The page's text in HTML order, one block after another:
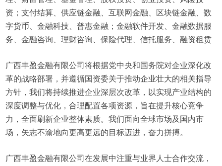
资；支付结算、供应链金融、互联网金融、区块链金融、数
字货币、金融科技、普惠金融；金融软件开发、金融数据服
务、金融咨询、理财咨询、保险代理、信托服务、融资租赁
广西丰盈金融有限公司将根据党中央和国务院对企业深化改
革的战略部署，并遵循国资委关于推动企业壮大的相关指导
方针，我们将持续推进企业深层次改革，以实现产业结构的
深度调整与优化，合理配置各项资源，旨在提升核心竞争
力，全面刷新企业整体素质。我们面向全球市场及国内市
场，矢志不渝地向更高更远的目标迈进，奋力拼搏。
广西丰盈金融有限公司在发展中注重与业界人士合作交流，